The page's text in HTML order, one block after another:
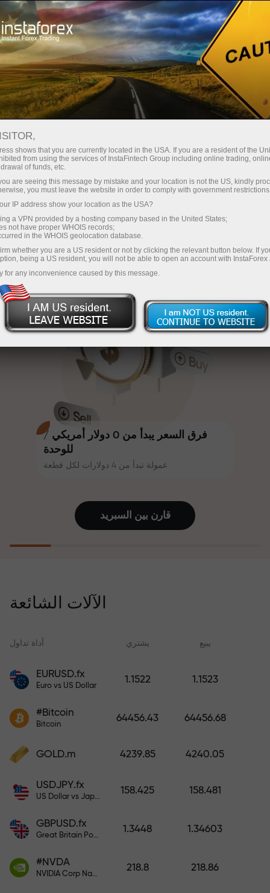
InstaForex
فرق السعر يبدأ من 0 دولار أمريكي /
للوحدة
عمولة تبدأ من 4 دولارات لكل قطعة
مع إنستا فوركس، يمكنك الوصول إلى
إلى 1:5000، وبعض من أفضل فروق
الأسعار والعمولات في السوق، وظروف
مواتية لتداول الأسهم والمؤشرات
فوركس الحصول على مكافأة تصل إلى
30% على إيداعه، والاستفادة من
عروض ترويجية وعروض خاصة أخرى.
تتشارك سرعة المسار وسرعة التداول
نفس القيم. يُضفي أليش لوبرايس
عناصر الحماس والانضباط على عالم
التداول، ويعمل كشريك يُلهم العملاء
لتحقيق أهداف طموحة.
إنستا فوركس على هاتف آيفون أو ماك
بوك أو رحلة أحلامه بمجرد إيداعه مبلغًا
من المال.
خسائرك ويضمن لك مضاعفة أرباحك
ثلاث مرات خلال ستة أشهر. تداول
مطبعياً. كلما زاد مبلغ الإيداع، زادت
صغير الحجم
30% مكافأة
لكل إيداع
سرعة
في التجارة وعلى الطريق السريع
جائزة هديتك الشخصية الكبرى
قم بإيداع المبلغ في حسابك باستخدام $333 — اختر هدية
تصل قيمتها إلى $1,500
تداول بدون مخاطرة -
نحن نضمن أرباحك
مكافأة تصل إلى 1000 ضعف - أكبر
قارن بين السبرید
الآلات الشائعة
أداة تداول يشتري يبيع
EURUSD.fx
Euro vs US Dollar
1.1522 1.1523
#Bitcoin
Bitcoin
64456.43 64456.68
GOLD.m 4239.85 4240.05
USDJPY.fx
US Dollar vs Japanese Yen
158.425 158.481
GBPUSD.fx
Great Britain Pound vs US Dollar
1.3448 1.34603
#NVDA
NVIDIA Corp Nasdaq Stock Exchange (Nasdaq) USD
218.8 218.86
shows that you are currently located in the USA. If you are a resident of the
from using the services of InstaFintech Group including online trading,
of funds, etc.
are seeing this message by mistake and your location is not the US, kindly
you must leave the website in order to comply with government
IP address show your location as the USA?
a VPN provided by a hosting company based in the United States;
not have proper WHOIS records;
in the WHOIS geolocation database.
whether you are a US resident or not by clicking the relevant button below. If
being a US resident, you will not be able to open an account with InstaForex
for any inconvenience caused by this message.